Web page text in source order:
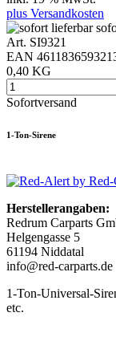
plus Versandkosten
Art. SI9321
EAN
0,40 KG
Sofortversand
1-Ton-Sirene
Herstellerangaben:
Redrum Carparts
Helgengasse 5
61194 Niddatal
info@red-carparts.de
1-Ton-Universal-
etc.